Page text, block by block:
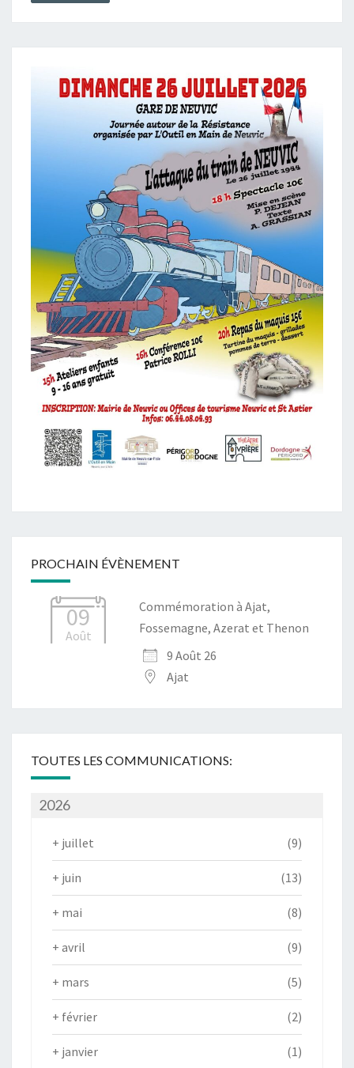
V
A
D
PROCHAIN ÉVÈNEMENT
09
Août
Commémoration à Ajat,
Fossemagne, Azerat et Thenon
9 Août 26
Ajat
TOUTES LES COMMUNICATIONS:
2026
+ juillet (9)
+ juin (13)
+ mai (8)
+ avril (9)
+ mars (5)
+ février (2)
+ janvier (1)